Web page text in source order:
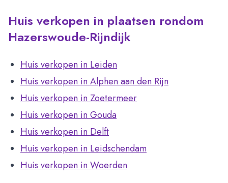
Huis verkopen in plaatsen rondom
Hazerswoude-Rijndijk
Huis verkopen in Leiden
Huis verkopen in Alphen aan den Rijn
Huis verkopen in Zoetermeer
Huis verkopen in Gouda
Huis verkopen in Delft
Huis verkopen in Leidschendam
Huis verkopen in Woerden